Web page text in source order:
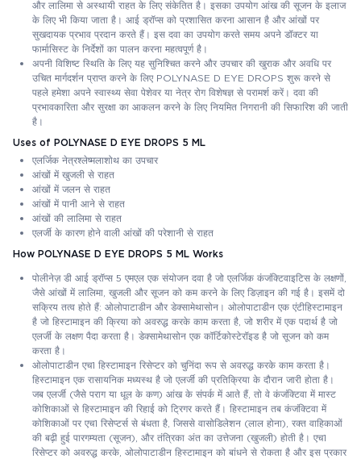
और लालिमा से अस्थायी राहत के लिए संकेतित है। इसका उपयोग आंख की सूजन के इलाज
के लिए भी किया जाता है। आई ड्रॉप्स को प्रशासित करना आसान है और आंखों पर
सुखदायक प्रभाव प्रदान करते हैं। इस दवा का उपयोग करते समय अपने डॉक्टर या
फार्मासिस्ट के निर्देशों का पालन करना महत्वपूर्ण है।
अपनी विशिष्ट स्थिति के लिए यह सुनिश्चित करने और उपचार की खुराक और अवधि पर
उचित मार्गदर्शन प्राप्त करने के लिए POLYNASE D EYE DROPS शुरू करने से
पहले हमेशा अपने स्वास्थ्य सेवा पेशेवर या नेत्र रोग विशेषज्ञ से परामर्श करें। दवा की
प्रभावकारिता और सुरक्षा का आकलन करने के लिए नियमित निगरानी की सिफारिश की जाती
है।
Uses of POLYNASE D EYE DROPS 5 ML
एलर्जिक नेत्रश्लेष्मलाशोथ का उपचार
आंखों में खुजली से राहत
आंखों में जलन से राहत
आंखों में पानी आने से राहत
आंखों की लालिमा से राहत
एलर्जी के कारण होने वाली आंखों की परेशानी से राहत
How POLYNASE D EYE DROPS 5 ML Works
पोलीनेज़ डी आई ड्रॉप्स 5 एमएल एक संयोजन दवा है जो एलर्जिक कंजंक्टिवाइटिस के लक्षणों,
जैसे आंखों में लालिमा, खुजली और सूजन को कम करने के लिए डिज़ाइन की गई है। इसमें दो
सक्रिय तत्व होते हैं: ओलोपाटाडीन और डेक्सामेथासोन। ओलोपाटाडीन एक एंटीहिस्टामाइन
है जो हिस्टामाइन की क्रिया को अवरुद्ध करके काम करता है, जो शरीर में एक पदार्थ है जो
एलर्जी के लक्षण पैदा करता है। डेक्सामेथासोन एक कॉर्टिकोस्टेरॉइड है जो सूजन को कम
करता है।
ओलोपाटाडीन एच1 हिस्टामाइन रिसेप्टर को चुनिंदा रूप से अवरुद्ध करके काम करता है।
हिस्टामाइन एक रासायनिक मध्यस्थ है जो एलर्जी की प्रतिक्रिया के दौरान जारी होता है।
जब एलर्जी (जैसे पराग या धूल के कण) आंख के संपर्क में आते हैं, तो वे कंजंक्टिवा में मास्ट
कोशिकाओं से हिस्टामाइन की रिहाई को ट्रिगर करते हैं। हिस्टामाइन तब कंजंक्टिवा में
कोशिकाओं पर एच1 रिसेप्टर्स से बंधता है, जिससे वासोडिलेशन (लाल होना), रक्त वाहिकाओं
की बढ़ी हुई पारगम्यता (सूजन), और तंत्रिका अंत का उत्तेजना (खुजली) होती है। एच1
रिसेप्टर को अवरुद्ध करके, ओलोपाटाडीन हिस्टामाइन को बांधने से रोकता है और इस प्रकार